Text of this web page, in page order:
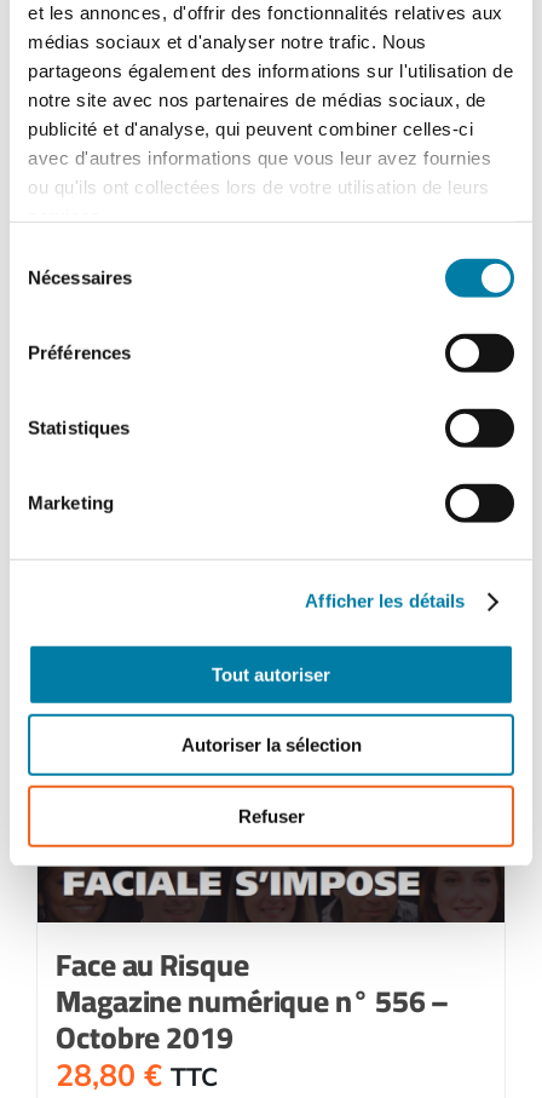
et les annonces, d'offrir des fonctionnalités relatives aux
médias sociaux et d'analyser notre trafic. Nous
partageons également des informations sur l'utilisation de
notre site avec nos partenaires de médias sociaux, de
publicité et d'analyse, qui peuvent combiner celles-ci
avec d'autres informations que vous leur avez fournies
ou qu'ils ont collectées lors de votre utilisation de leurs
Nécessaires
Préférences
Statistiques
Marketing
Afficher les détails
Tout autoriser
Autoriser la sélection
Refuser
Face au Risque
Magazine numérique n° 555 –
Septembre 2019
28,80 € TTC
Face au Risque
Magazine numérique n° 556 –
Octobre 2019
28,80 € TTC